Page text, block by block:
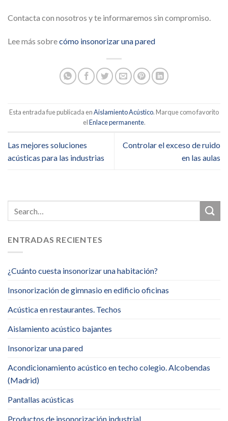
Contacta con nosotros y te informaremos sin compromiso.
Lee más sobrecómo insonorizar una pared
Esta entrada fue publicada enAislamiento Acústico. Marque como favorito
elEnlace permanente.
Las mejores soluciones
acústicas para las industrias
Controlar el exceso de ruido
en las aulas
ENTRADAS RECIENTES
¿Cuánto cuesta insonorizar una habitación?
Insonorización de gimnasio en edificio oficinas
Acústica en restaurantes. Techos
Aislamiento acústico bajantes
Insonorizar una pared
Acondicionamiento acústico en techo colegio. Alcobendas
(Madrid)
Pantallas acústicas
Productos de insonorización industrial